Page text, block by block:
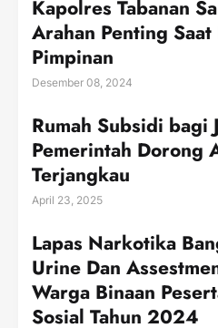
Kapolres Tabanan
Arahan Penting
Pimpinan
Desember 08, 2024
Rumah Subsidi bagi
Pemerintah Dorong
Terjangkau
April 23, 2025
Lapas Narkotika
Urine Dan
Warga Binaan
Sosial Tahun 2024